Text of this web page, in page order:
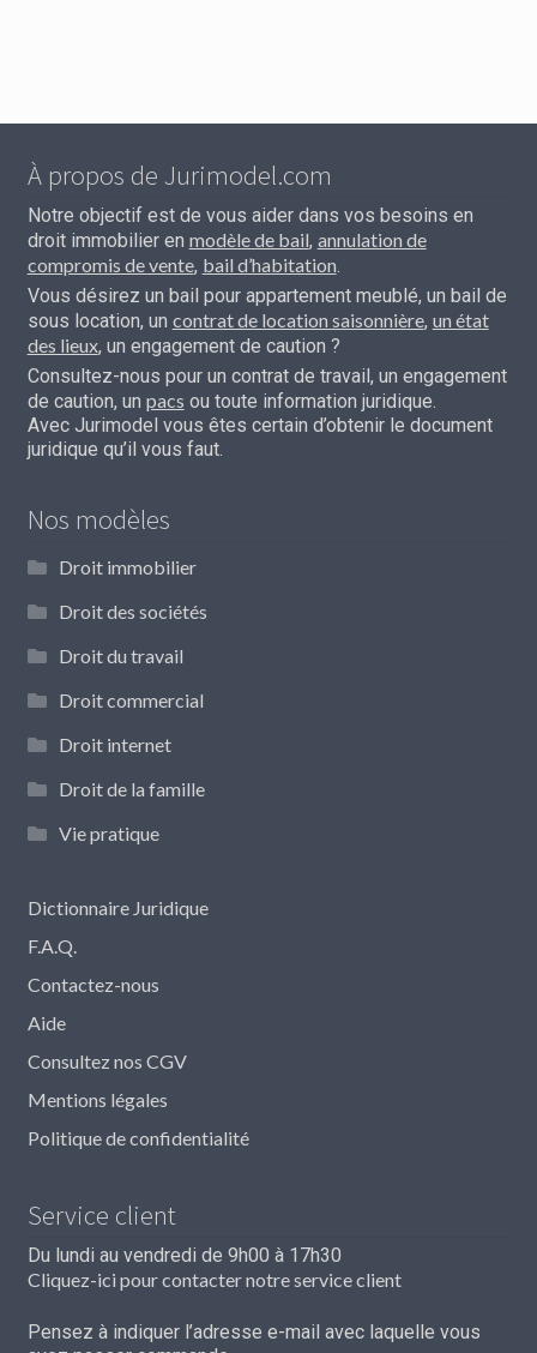
À propos de Jurimodel.com
Notre objectif est de vous aider dans vos besoins en
droit immobilier en modèle de bail, annulation de
compromis de vente, bail d’habitation.
Vous désirez un bail pour appartement meublé, un bail de
sous location, un contrat de location saisonnière, un état
des lieux, un engagement de caution ?
Consultez-nous pour un contrat de travail, un engagement
de caution, un pacs ou toute information juridique.
Avec Jurimodel vous êtes certain d’obtenir le document
juridique qu’il vous faut.
Nos modèles
Droit immobilier
Droit des sociétés
Droit du travail
Droit commercial
Droit internet
Droit de la famille
Vie pratique
Dictionnaire Juridique
F.A.Q.
Contactez-nous
Aide
Consultez nos CGV
Mentions légales
Politique de confidentialité
Service client
Du lundi au vendredi de 9h00 à 17h30
Cliquez-ici pour contacter notre service client
Pensez à indiquer l’adresse e-mail avec laquelle vous